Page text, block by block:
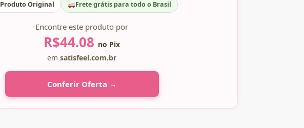
Produto Original Frete grátis para todo o Brasil
Encontre este produto por
R$44.08 no Pix
emsatisfeel.com.br
Conferir Oferta →